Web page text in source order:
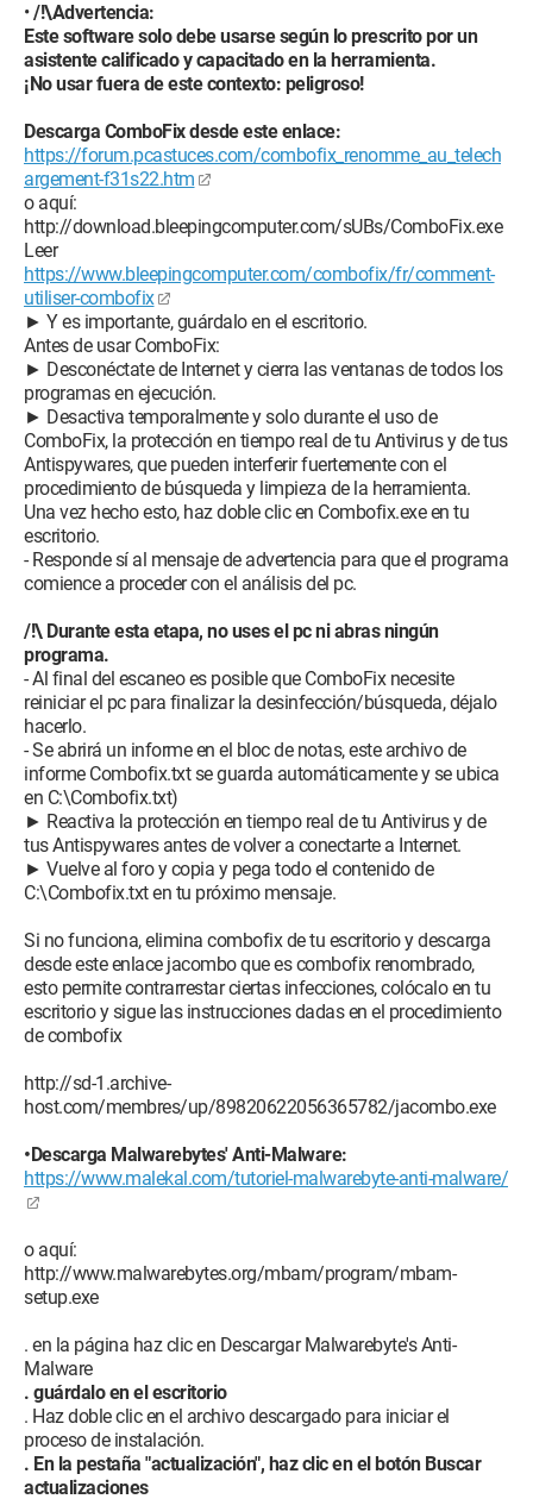
•/!\Advertencia:
Este software solo debe usarse según lo prescrito por un
asistente calificado y capacitado en la herramienta.
¡No usar fuera de este contexto: peligroso!
Descarga ComboFix desde este enlace:
https://forum.pcastuces.com/combofix_renomme_au_telech
argement-f31s22.htm
o aquí:
http://download.bleepingcomputer.com/sUBs/ComboFix.exe
Leer
https://www.bleepingcomputer.com/combofix/fr/comment-
utiliser-combofix
► Y es importante, guárdalo en el escritorio.
Antes de usar ComboFix:
► Desconéctate de Internet y cierra las ventanas de todos los
programas en ejecución.
► Desactiva temporalmente y solo durante el uso de
ComboFix, la protección en tiempo real de tu Antivirus y de tus
Antispywares, que pueden interferir fuertemente con el
procedimiento de búsqueda y limpieza de la herramienta.
Una vez hecho esto, haz doble clic en Combofix.exe en tu
escritorio.
- Responde sí al mensaje de advertencia para que el programa
comience a proceder con el análisis del pc.
/!\ Durante esta etapa, no uses el pc ni abras ningún
programa.
- Al final del escaneo es posible que ComboFix necesite
reiniciar el pc para finalizar la desinfección/búsqueda, déjalo
hacerlo.
- Se abrirá un informe en el bloc de notas, este archivo de
informe Combofix.txt se guarda automáticamente y se ubica
en C:\Combofix.txt)
► Reactiva la protección en tiempo real de tu Antivirus y de
tus Antispywares antes de volver a conectarte a Internet.
► Vuelve al foro y copia y pega todo el contenido de
C:\Combofix.txt en tu próximo mensaje.
Si no funciona, elimina combofix de tu escritorio y descarga
desde este enlace jacombo que es combofix renombrado,
esto permite contrarrestar ciertas infecciones, colócalo en tu
escritorio y sigue las instrucciones dadas en el procedimiento
de combofix
http://sd-1.archive-
host.com/membres/up/89820622056365782/jacombo.exe
•Descarga Malwarebytes' Anti-Malware:
https://www.malekal.com/tutoriel-malwarebyte-anti-malware/
o aquí:
http://www.malwarebytes.org/mbam/program/mbam-
setup.exe
. en la página haz clic en Descargar Malwarebyte's Anti-
Malware
. guárdalo en el escritorio
. Haz doble clic en el archivo descargado para iniciar el
proceso de instalación.
. En la pestaña "actualización", haz clic en el botón Buscar
actualizaciones